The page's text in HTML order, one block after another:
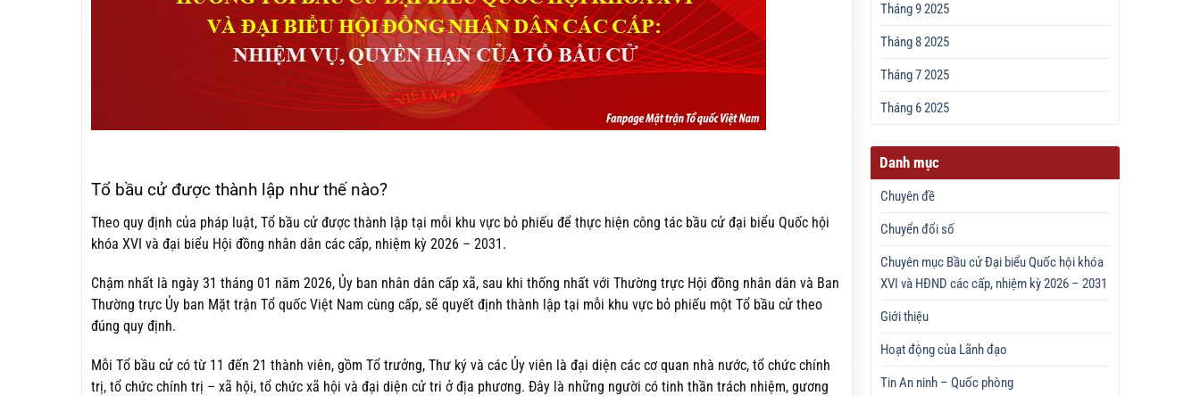
Tổ bầu cử được thành lập như thế nào?
Theo quy định của pháp luật, Tổ bầu cử được thành lập tại mỗi khu vực bỏ phiếu để thực hiện công tác bầu cử đại biểu Quốc hội
khóa XVI và đại biểu Hội đồng nhân dân các cấp, nhiệm kỳ 2026 – 2031.
Chậm nhất là ngày 31 tháng 01 năm 2026, Ủy ban nhân dân cấp xã, sau khi thống nhất với Thường trực Hội đồng nhân dân và Ban
Thường trực Ủy ban Mặt trận Tổ quốc Việt Nam cùng cấp, sẽ quyết định thành lập tại mỗi khu vực bỏ phiếu một Tổ bầu cử theo
đúng quy định.
Mỗi Tổ bầu cử có từ 11 đến 21 thành viên, gồm Tổ trưởng, Thư ký và các Ủy viên là đại diện các cơ quan nhà nước, tổ chức chính
trị, tổ chức chính trị – xã hội, tổ chức xã hội và đại diện cử tri ở địa phương. Đây là những người có tinh thần trách nhiệm, gương
Tháng 9 2025
Tháng 8 2025
Tháng 7 2025
Tháng 6 2025
Danh mục
Chuyên đề
Chuyển đổi số
Chuyên mục Bầu cử Đại biểu Quốc hội khóa
XVI và HĐND các cấp, nhiệm kỳ 2026 – 2031
Giới thiệu
Hoạt động của Lãnh đạo
Tin An ninh – Quốc phòng